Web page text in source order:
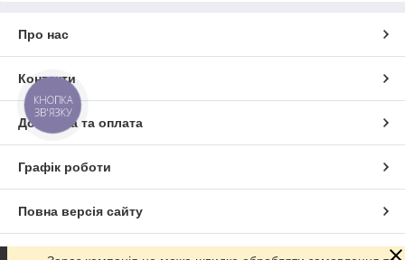
Про нас
Контакти
Доставка та оплата
Графік роботи
Повна версія сайту
Сайт створено на маркетплейсіProm.ua
КНОПКА
ЗВ'ЯЗКУ